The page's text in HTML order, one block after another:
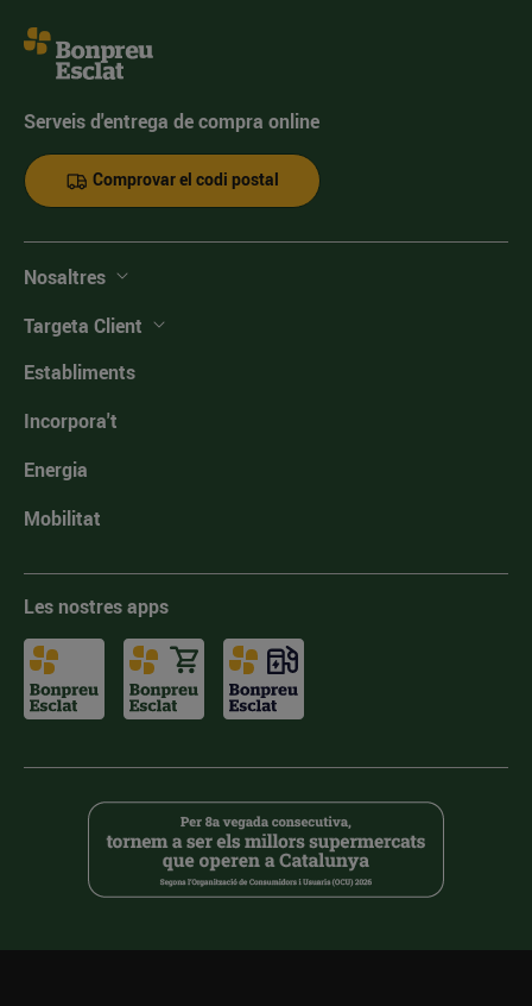
Serveis d'entrega de compra online
Comprovar el codi postal
Nosaltres
Targeta Client
Establiments
Incorpora't
Energia
Mobilitat
Les nostres apps